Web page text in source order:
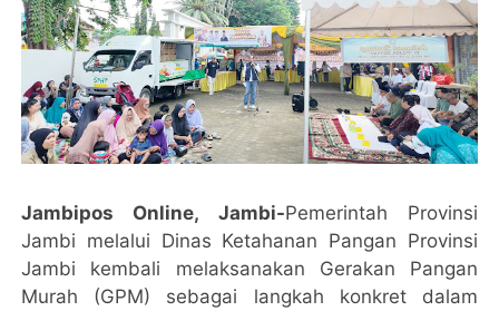
Jambipos Online, Jambi-Pemerintah Provinsi
Jambi melalui Dinas Ketahanan Pangan Provinsi
Jambi kembali melaksanakan Gerakan Pangan
Murah (GPM) sebagai langkah konkret dalam